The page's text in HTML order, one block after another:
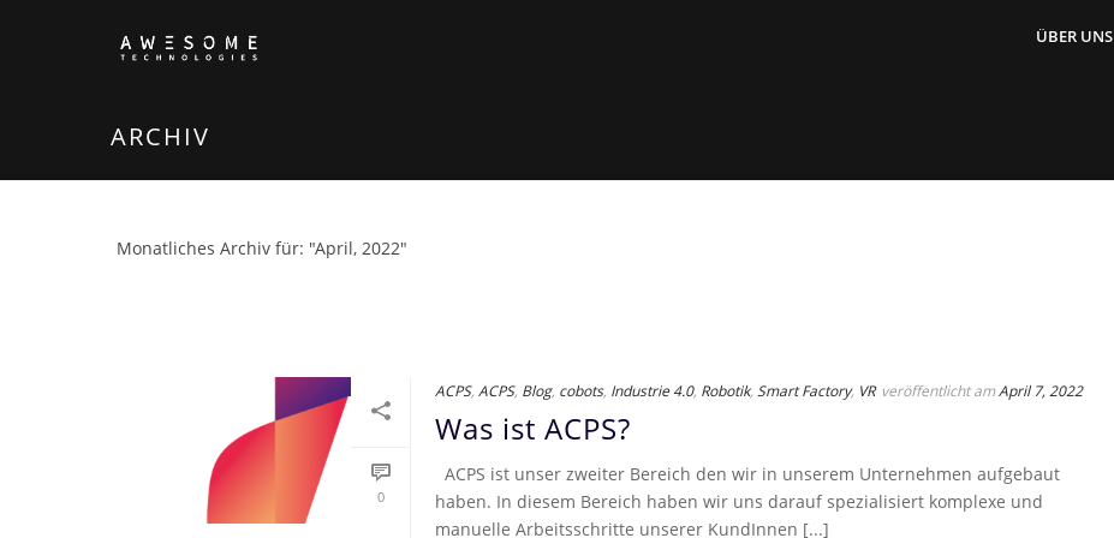
ÜBER UNS
ARCHIV
Monatliches Archiv für: "April, 2022"
0
ACPS, ACPS, Blog, cobots, Industrie 4.0, Robotik, Smart Factory, VR veröffentlicht am April 7, 2022
Was ist ACPS?
ACPS ist unser zweiter Bereich den wir in unserem Unternehmen aufgebaut
haben. In diesem Bereich haben wir uns darauf spezialisiert komplexe und
manuelle Arbeitsschritte unserer KundInnen [...]